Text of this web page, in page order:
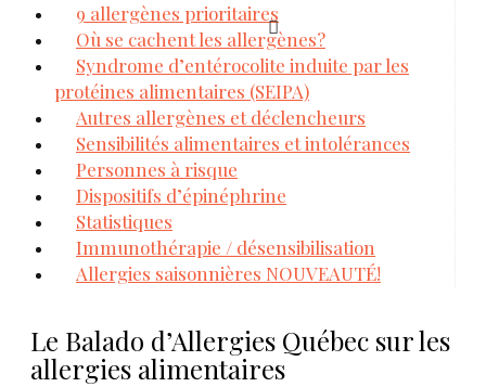
9 allergènes prioritaires
Où se cachent les allergènes?
Syndrome d’entérocolite induite par les
protéines alimentaires (SEIPA)
Autres allergènes et déclencheurs
Sensibilités alimentaires et intolérances
Personnes à risque
Dispositifs d’épinéphrine
Statistiques
Immunothérapie / désensibilisation
Allergies saisonnières NOUVEAUTÉ!
Le Balado d’Allergies Québec sur les
allergies alimentaires